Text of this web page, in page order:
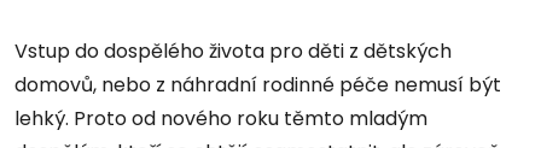
Vstup do dospělého života pro děti z dětských
domovů, nebo z náhradní rodinné péče nemusí být
lehký. Proto od nového roku těmto mladým